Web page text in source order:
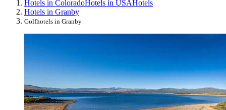
Hotels in ColoradoHotels in USAHotels
Hotels in Granby
Golfhotels in Granby